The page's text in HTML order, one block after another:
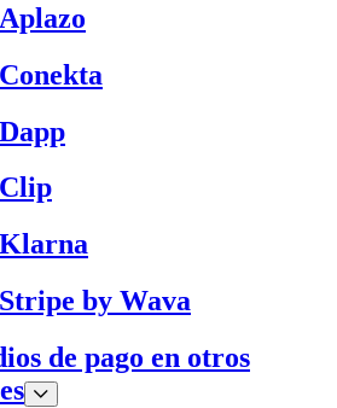
Aplazo
Conekta
Dapp
Clip
Klarna
Stripe by Wava
de pago en otros